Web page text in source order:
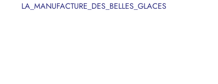
LA_MANUFACTURE_DES_BELLES_GLACES